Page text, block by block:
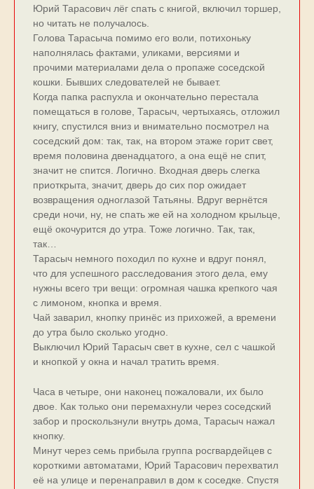
Юрий Тарасович лёг спать с книгой, включил торшер,
но читать не получалось.
Голова Тарасыча помимо его воли, потихоньку
наполнялась фактами, уликами, версиями и
прочими материалами дела о пропаже соседской
кошки. Бывших следователей не бывает.
Когда папка распухла и окончательно перестала
помещаться в голове, Тарасыч, чертыхаясь, отложил
книгу, спустился вниз и внимательно посмотрел на
соседский дом: так, так, на втором этаже горит свет,
время половина двенадцатого, а она ещё не спит,
значит не спится. Логично. Входная дверь слегка
приоткрыта, значит, дверь до сих пор ожидает
возвращения одноглазой Татьяны. Вдруг вернётся
среди ночи, ну, не спать же ей на холодном крыльце,
ещё окочурится до утра. Тоже логично. Так, так,
так…
Тарасыч немного походил по кухне и вдруг понял,
что для успешного расследования этого дела, ему
нужны всего три вещи: огромная чашка крепкого чая
с лимоном, кнопка и время.
Чай заварил, кнопку принёс из прихожей, а времени
до утра было сколько угодно.
Выключил Юрий Тарасыч свет в кухне, сел с чашкой
и кнопкой у окна и начал тратить время.
Часа в четыре, они наконец пожаловали, их было
двое. Как только они перемахнули через соседский
забор и проскользнули внутрь дома, Тарасыч нажал
кнопку.
Минут через семь прибыла группа росгвардейцев с
короткими автоматами, Юрий Тарасович перехватил
её на улице и перенаправил в дом к соседке. Спустя